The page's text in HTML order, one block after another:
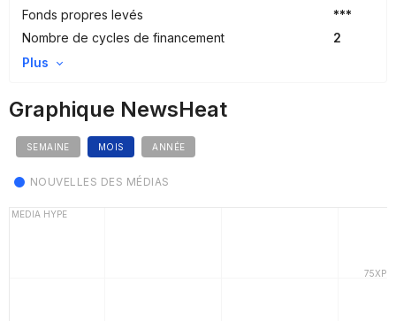
Fonds propres levés
***
Nombre de cycles de financement
2
Plus
Graphique NewsHeat
SEMAINE MOIS ANNÉE
NOUVELLES DES MÉDIAS